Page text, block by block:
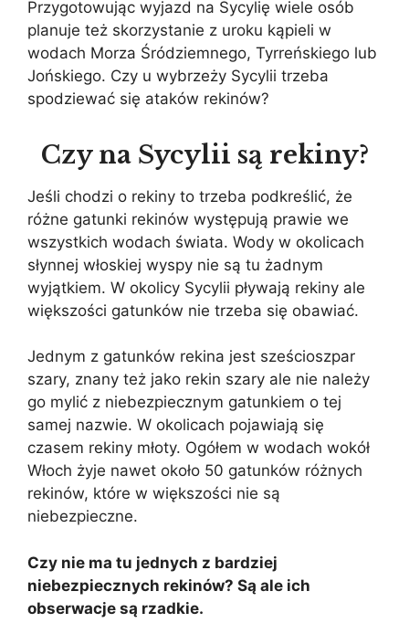
Przygotowując wyjazd na Sycylię wiele osób
planuje też skorzystanie z uroku kąpieli w
wodach Morza Śródziemnego, Tyrreńskiego lub
Jońskiego. Czy u wybrzeży Sycylii trzeba
spodziewać się ataków rekinów?
Czy na Sycylii są rekiny?
Jeśli chodzi o rekiny to trzeba podkreślić, że
różne gatunki rekinów występują prawie we
wszystkich wodach świata. Wody w okolicach
słynnej włoskiej wyspy nie są tu żadnym
wyjątkiem. W okolicy Sycylii pływają rekiny ale
większości gatunków nie trzeba się obawiać.
Jednym z gatunków rekina jest sześcioszpar
szary, znany też jako rekin szary ale nie należy
go mylić z niebezpiecznym gatunkiem o tej
samej nazwie. W okolicach pojawiają się
czasem rekiny młoty. Ogółem w wodach wokół
Włoch żyje nawet około 50 gatunków różnych
rekinów, które w większości nie są
niebezpieczne.
Czy nie ma tu jednych z bardziej
niebezpiecznych rekinów? Są ale ich
obserwacje są rzadkie.